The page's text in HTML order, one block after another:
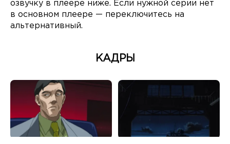
озвучку в плеере ниже. Если нужной серии нет
в основном плеере — переключитесь на
альтернативный.
КАДРЫ